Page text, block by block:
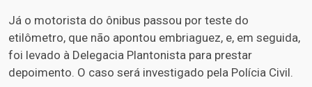
Já o motorista do ônibus passou por teste do
etilômetro, que não apontou embriaguez, e, em seguida,
foi levado à Delegacia Plantonista para prestar
depoimento. O caso será investigado pela Polícia Civil.